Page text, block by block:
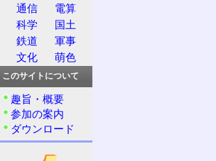
通信
電算
科学
国土
鉄道
軍事
文化
萌色
このサイトについて
趣旨・概要
参加の案内
ダウンロード